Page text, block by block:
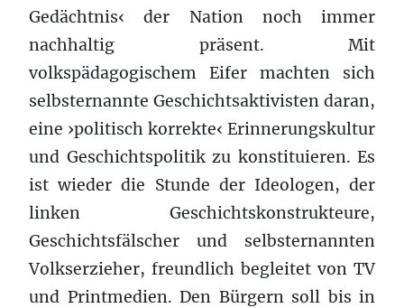
Gedächtnis‹ der Nation noch immer
nachhaltig präsent. Mit
volkspädagogischem Eifer machten sich
selbsternannte Geschichtsaktivisten daran,
eine ›politisch korrekte‹ Erinnerungskultur
und Geschichtspolitik zu konstituieren. Es
ist wieder die Stunde der Ideologen, der
linken Geschichtskonstrukteure,
Geschichtsfälscher und selbsternannten
Volkserzieher, freundlich begleitet von TV
und Printmedien. Den Bürgern soll bis in